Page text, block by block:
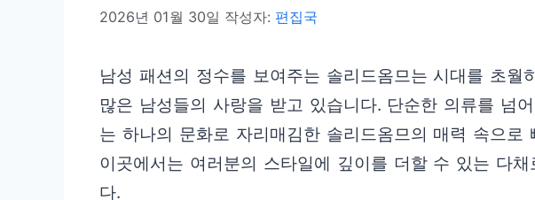
2026년 01월 30일 작성자: 편집국
남성 패션의 정수를 보여주는 솔리드옴므는 시대를 초월
많은 남성들의 사랑을 받고 있습니다. 단순한 의류를 넘
는 하나의 문화로 자리매김한 솔리드옴므의 매력 속으로
이곳에서는 여러분의 스타일에 깊이를 더할 수 있는 다
다.